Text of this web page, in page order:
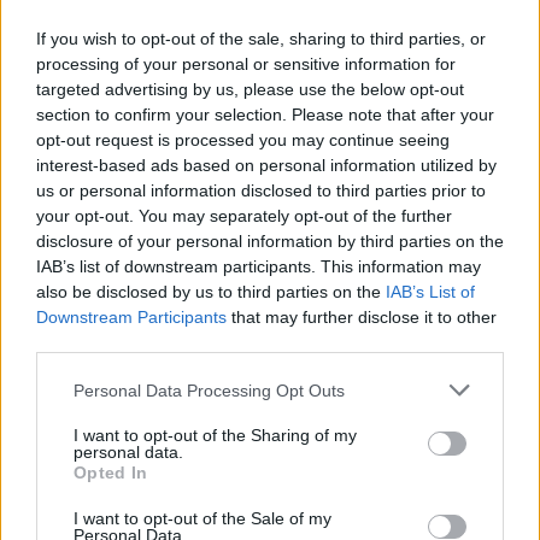
If you wish to opt-out of the sale, sharing to third parties, or
processing of your personal or sensitive information for
targeted advertising by us, please use the below opt-out
section to confirm your selection. Please note that after your
opt-out request is processed you may continue seeing
interest-based ads based on personal information utilized by
us or personal information disclosed to third parties prior to
your opt-out. You may separately opt-out of the further
disclosure of your personal information by third parties on the
IAB’s list of downstream participants. This information may
also be disclosed by us to third parties on the IAB’s List of
Downstream Participants that may further disclose it to other
Please note that this website/app uses one or more Google
not limited to your visit or usage behaviour. You may click to
grant or deny consent to Google and its third-party tags to
use your data for below specified purposes in below Google
consent section.
Personal Data Processing Opt Outs
I want to opt-out of the Sharing of my
personal data.
Opted In
I want to opt-out of the Sale of my
Personal Data.